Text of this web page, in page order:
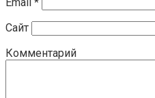
Сайт
Комментарий